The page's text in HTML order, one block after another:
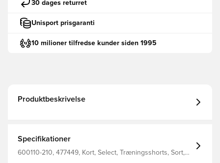
30 dages returret
Unisport prisgaranti
10 milioner tilfredse kunder siden 1995
Produktbeskrivelse
Specifikationer
600110-210, 477449, Kort, Select, Træningsshorts, Sort,